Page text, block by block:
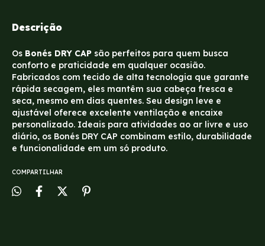
Descrição
Os Bonés DRY CAP são perfeitos para quem busca
conforto e praticidade em qualquer ocasião.
Fabricados com tecido de alta tecnologia que garante
rápida secagem, eles mantêm sua cabeça fresca e
seca, mesmo em dias quentes. Seu design leve e
ajustável oferece excelente ventilação e encaixe
personalizado. Ideais para atividades ao ar livre e uso
diário, os Bonés DRY CAP combinam estilo, durabilidade
e funcionalidade em um só produto.
COMPARTILHAR